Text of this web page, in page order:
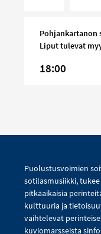
Pohjankartanon
Liput tulevat
18:00
Puolustusvoimien
sotilasmusiikki,
pitkäaikaisia
kulttuuria ja
vaihtelevat
kuviomarsseista